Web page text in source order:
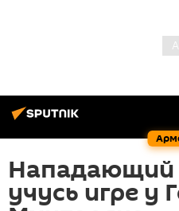
Нападающий
учусь игре у